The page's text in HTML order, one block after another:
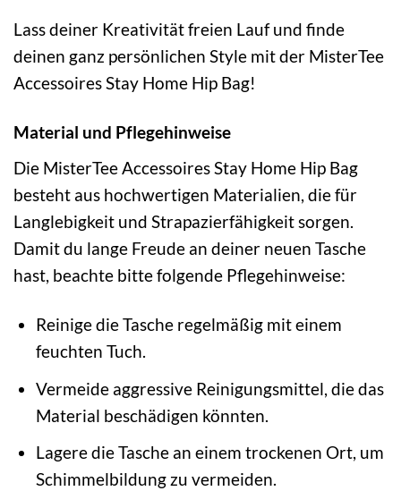
Lass deiner Kreativität freien Lauf und finde
deinen ganz persönlichen Style mit der MisterTee
Accessoires Stay Home Hip Bag!
Material und Pflegehinweise
Die MisterTee Accessoires Stay Home Hip Bag
besteht aus hochwertigen Materialien, die für
Langlebigkeit und Strapazierfähigkeit sorgen.
Damit du lange Freude an deiner neuen Tasche
hast, beachte bitte folgende Pflegehinweise:
Reinige die Tasche regelmäßig mit einem
feuchten Tuch.
Vermeide aggressive Reinigungsmittel, die das
Material beschädigen könnten.
Lagere die Tasche an einem trockenen Ort, um
Schimmelbildung zu vermeiden.